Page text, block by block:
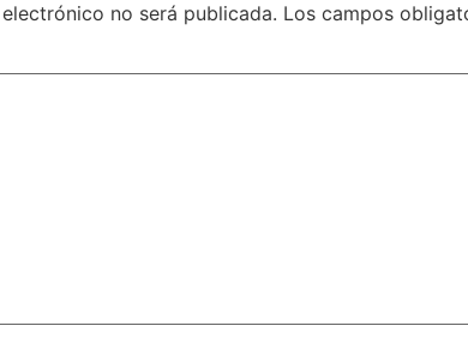
no será publicada. Los campos